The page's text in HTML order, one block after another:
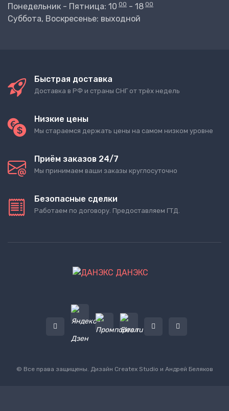
Понедельник - Пятница: 10 00 - 18 00
Суббота, Воскресенье: выходной
Быстрая доставка
Доставка в РФ и страны СНГ от трёх недель
Низкие цены
Мы стараемся держать цены на самом низком уровне
Приём заказов 24/7
Мы принимаем ваши заказы круглосуточно
Безопасные сделки
Работаем по договору. Предоставляем ГТД.
ДАНЭКС
© Все права защищены. Дизайн Createx Studio и Андрей Беляков